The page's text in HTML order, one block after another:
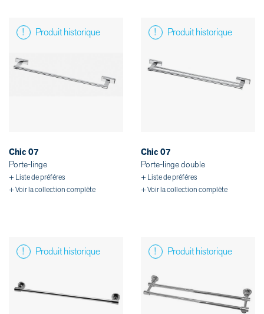
Produit historique
Chic 07
Porte-linge
+ Liste de préféres
+ Voir la collection complète
Produit historique
Chic 07
Porte-linge double
+ Liste de préféres
+ Voir la collection complète
Produit historique Produit historique